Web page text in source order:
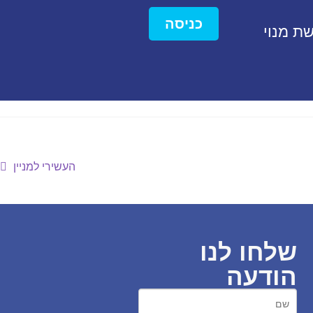
מנוי כניסה
העשירי למניין
שלחו לנו
הודעה